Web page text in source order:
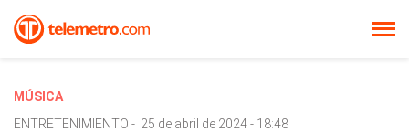
MÚSICA
ENTRETENIMIENTO - 25 de abril de 2024 - 18:48